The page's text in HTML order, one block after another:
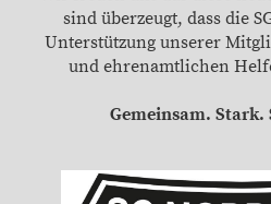
sind überzeugt, dass die
Unterstützung unserer
und ehrenamtlichen
Gemeinsam. Stark.